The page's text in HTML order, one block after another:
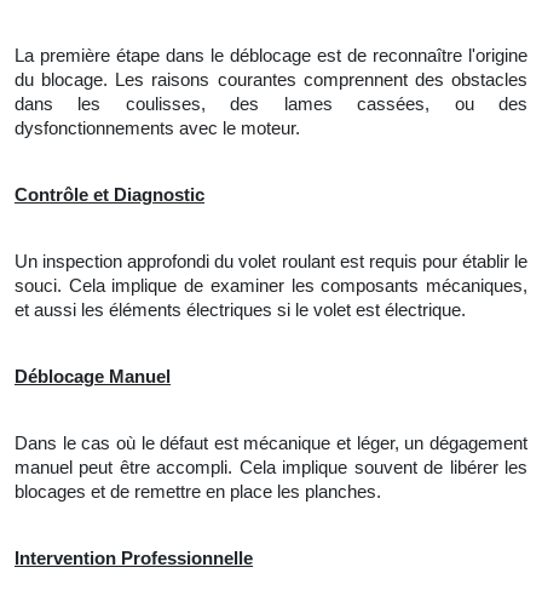
La première étape dans le déblocage est de reconnaître l'origine
du blocage. Les raisons courantes comprennent des obstacles
dans les coulisses, des lames cassées, ou des
dysfonctionnements avec le moteur.
Contrôle et Diagnostic
Un inspection approfondi du volet roulant est requis pour établir le
souci. Cela implique de examiner les composants mécaniques,
et aussi les éléments électriques si le volet est électrique.
Déblocage Manuel
Dans le cas où le défaut est mécanique et léger, undégagement
manuel peut être accompli. Cela implique souvent de libérer les
blocages et de remettre en place les planches.
Intervention Professionnelle